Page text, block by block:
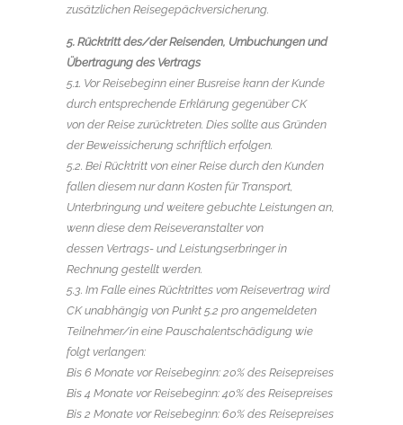
zusätzlichen Reisegepäckversicherung.
5. Rücktritt des/der Reisenden, Umbuchungen und
Übertragung des Vertrags
5.1. Vor Reisebeginn einer Busreise kann der Kunde
durch entsprechende Erklärung gegenüber CK
von der Reise zurücktreten. Dies sollte aus Gründen
der Beweissicherung schriftlich erfolgen.
5.2. Bei Rücktritt von einer Reise durch den Kunden
fallen diesem nur dann Kosten für Transport,
Unterbringung und weitere gebuchte Leistungen an,
wenn diese dem Reiseveranstalter von
dessen Vertrags- und Leistungserbringer in
Rechnung gestellt werden.
5.3. Im Falle eines Rücktrittes vom Reisevertrag wird
CK unabhängig von Punkt 5.2 pro angemeldeten
Teilnehmer/in eine Pauschalentschädigung wie
folgt verlangen:
Bis 6 Monate vor Reisebeginn: 20% des Reisepreises
Bis 4 Monate vor Reisebeginn: 40% des Reisepreises
Bis 2 Monate vor Reisebeginn: 60% des Reisepreises